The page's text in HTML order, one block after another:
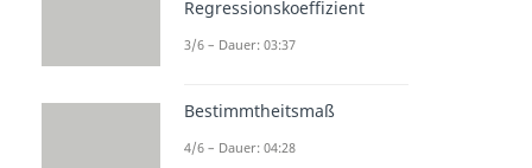
Regressionskoeffizient
3/6 – Dauer: 03:37
Bestimmtheitsmaß
4/6 – Dauer: 04:28